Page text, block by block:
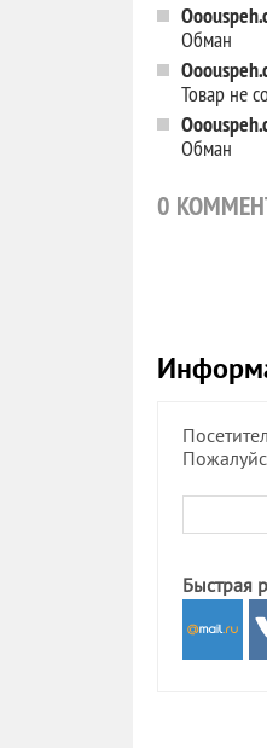
Обман
Товар не
Обман
0
Быстрая